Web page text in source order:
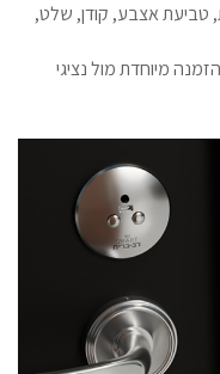
טביעת אצבע, קודן, שלט,
מיוחדת מול נציגי